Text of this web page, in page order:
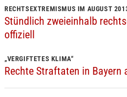
RECHTSEXTREMISMUS IM AUGUST
Stündlich zweieinhalb
offiziell
„VERGIFTETES KLIMA“
Rechte Straftaten in Bayern